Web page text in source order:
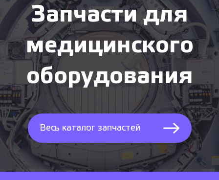
Запчасти для
медицинского
оборудования
Весь каталог запчастей